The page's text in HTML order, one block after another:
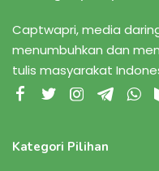
Captwapri, media
menumbuhkan dan
tulis masyarakat
Kategori Pilihan